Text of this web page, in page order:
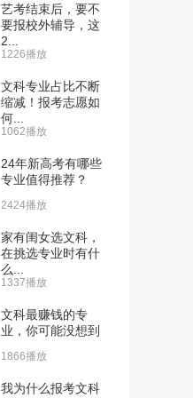
艺考结束后，要不
要报校外辅导，这
2...
1226播放
文科专业占比不断
缩减！报考志愿如
何...
1062播放
24年新高考有哪些
专业值得推荐？
2424播放
家有闺女选文科，
在挑选专业时有什
么...
1337播放
文科最赚钱的专
业，你可能没想到
1866播放
我为什么报考文科